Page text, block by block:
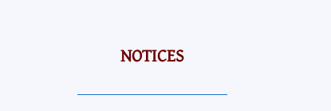
NOTICES